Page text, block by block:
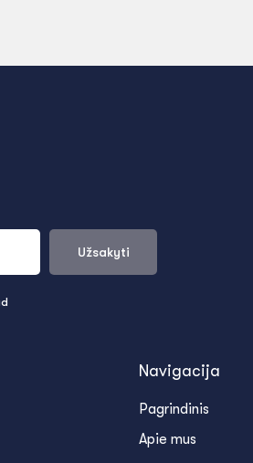
Navigacija
Pagrindinis
Apie mus
Užsakyti